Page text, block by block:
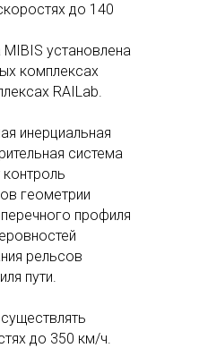
до 140
установлена
комплексах
RAILab.
инерциальная
система
геометрии
профиля
рельсов
пути.
до 350 км/ч.